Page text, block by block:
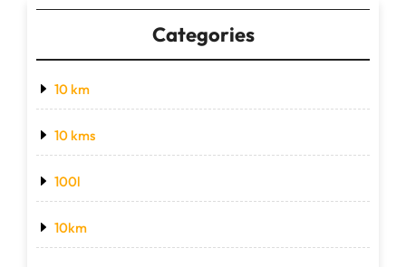
Categories
10 km
10 kms
100l
10km